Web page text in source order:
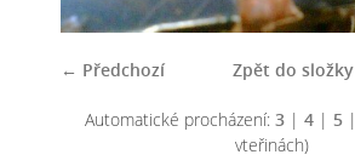
← Předchozí Zpět do složky
Automatické procházení: 3 | 4 | 5 |
vteřinách)